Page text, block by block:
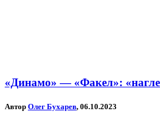
«Динамо» — «Факел»:
Автор Олег Бухарев, 06.10.2023